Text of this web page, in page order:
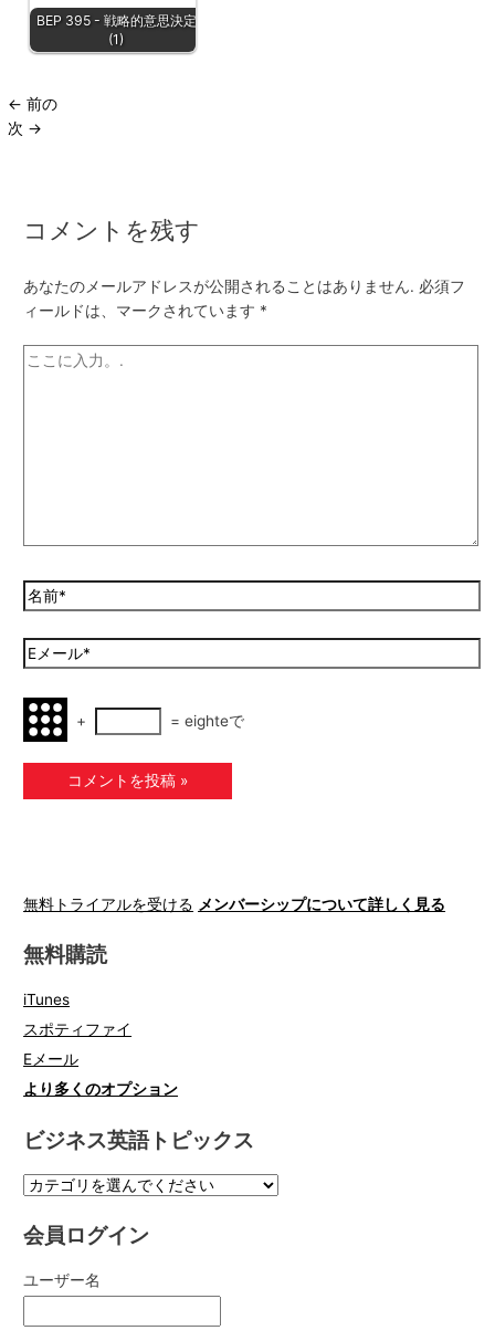
BEP 395 - 戦略的意思決定
(1)
← 前の
次 →
コメントを残す
あなたのメールアドレスが公開されることはありません. 必須フ
ィールドは、マークされています *
+ = eighteで
無料トライアルを受ける メンバーシップについて詳しく見る
無料購読
iTunes
スポティファイ
Eメール
より多くのオプション
ビジネス英語トピックス
会員ログイン
ユーザー名